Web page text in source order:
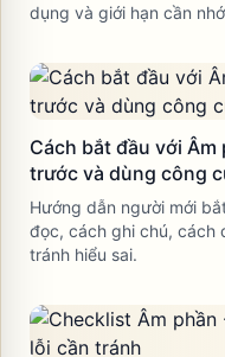
dụng và giới hạn cần
Cách bắt đầu với
trước và dùng công
Hướng dẫn người mới
đọc, cách ghi chú, cách
tránh hiểu sai.